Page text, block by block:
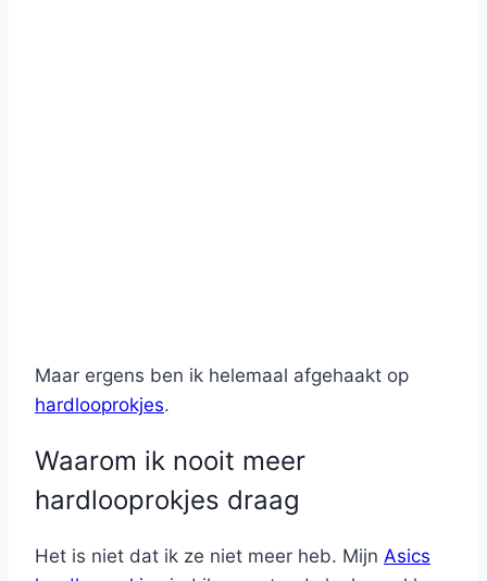
Maar ergens ben ik helemaal afgehaakt op
hardlooprokjes.
Waarom ik nooit meer
hardlooprokjes draag
Het is niet dat ik ze niet meer heb. Mijn Asics